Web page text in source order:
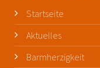
Startseite
Aktuelles
Barmherzigkeit